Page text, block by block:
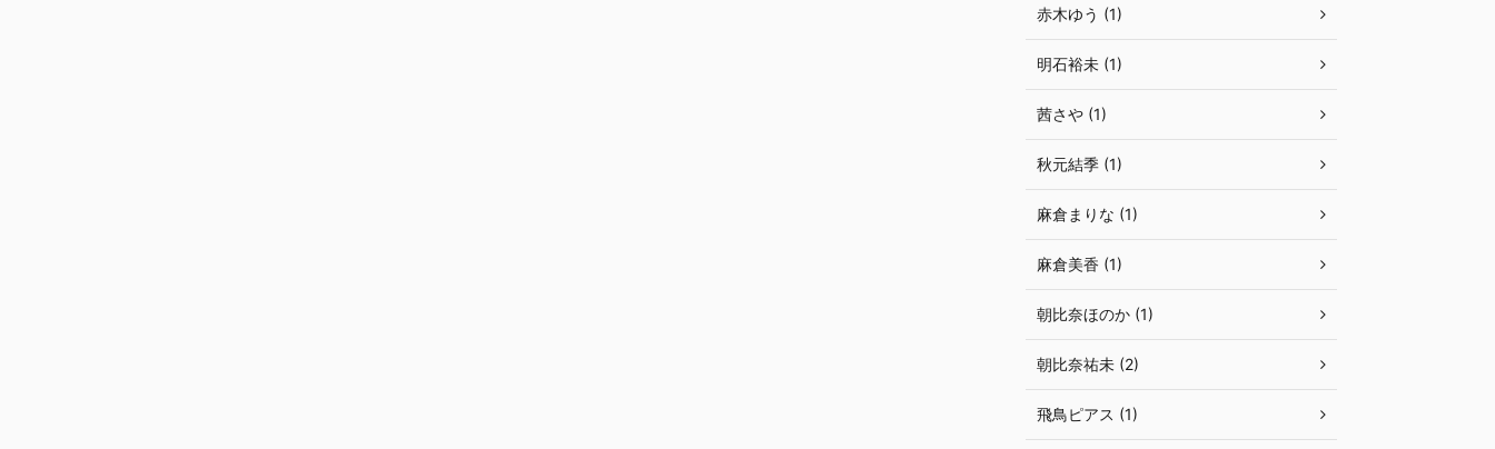
赤木ゆう (1)
明石裕未 (1)
茜さや (1)
秋元結季 (1)
麻倉まりな (1)
麻倉美香 (1)
朝比奈ほのか (1)
朝比奈祐未 (2)
飛鳥ピアス (1)